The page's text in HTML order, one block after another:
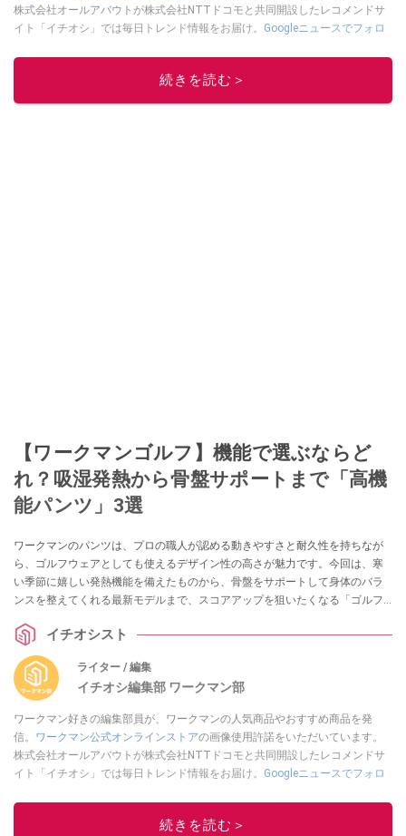
株式会社オールアバウトが株式会社NTTドコモと共同開設したレコメンドサ
イト「イチオシ」では毎日トレンド情報をお届け。 Googleニュースでフォロ
このイチオシストの他の記事を読む
続きを読む＞
【ワークマンゴルフ】機能で選ぶならど
れ？吸湿発熱から骨盤サポートまで「高機
能パンツ」3選
ワークマンのパンツは、プロの職人が認める動きやすさと耐久性を持ちなが
ら、ゴルフウェアとしても使えるデザイン性の高さが魅力です。今回は、寒
い季節に嬉しい発熱機能を備えたものから、骨盤をサポートして身体のバラ
ンスを整えてくれる最新モデルまで、スコアアップを狙いたくなる「ゴルフ
イチオシスト
ライター / 編集
イチオシ編集部 ワークマン部
ワークマン好きの編集部員が、ワークマンの人気商品やおすすめ商品を発
信。 ワークマン公式オンラインストアの画像使用許諾をいただいています。
株式会社オールアバウトが株式会社NTTドコモと共同開設したレコメンドサ
イト「イチオシ」では毎日トレンド情報をお届け。 Googleニュースでフォロ
このイチオシストの他の記事を読む
続きを読む＞